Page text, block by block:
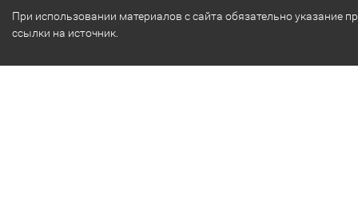
При использовании материалов с сайта обязательно указание
ссылки на источник.